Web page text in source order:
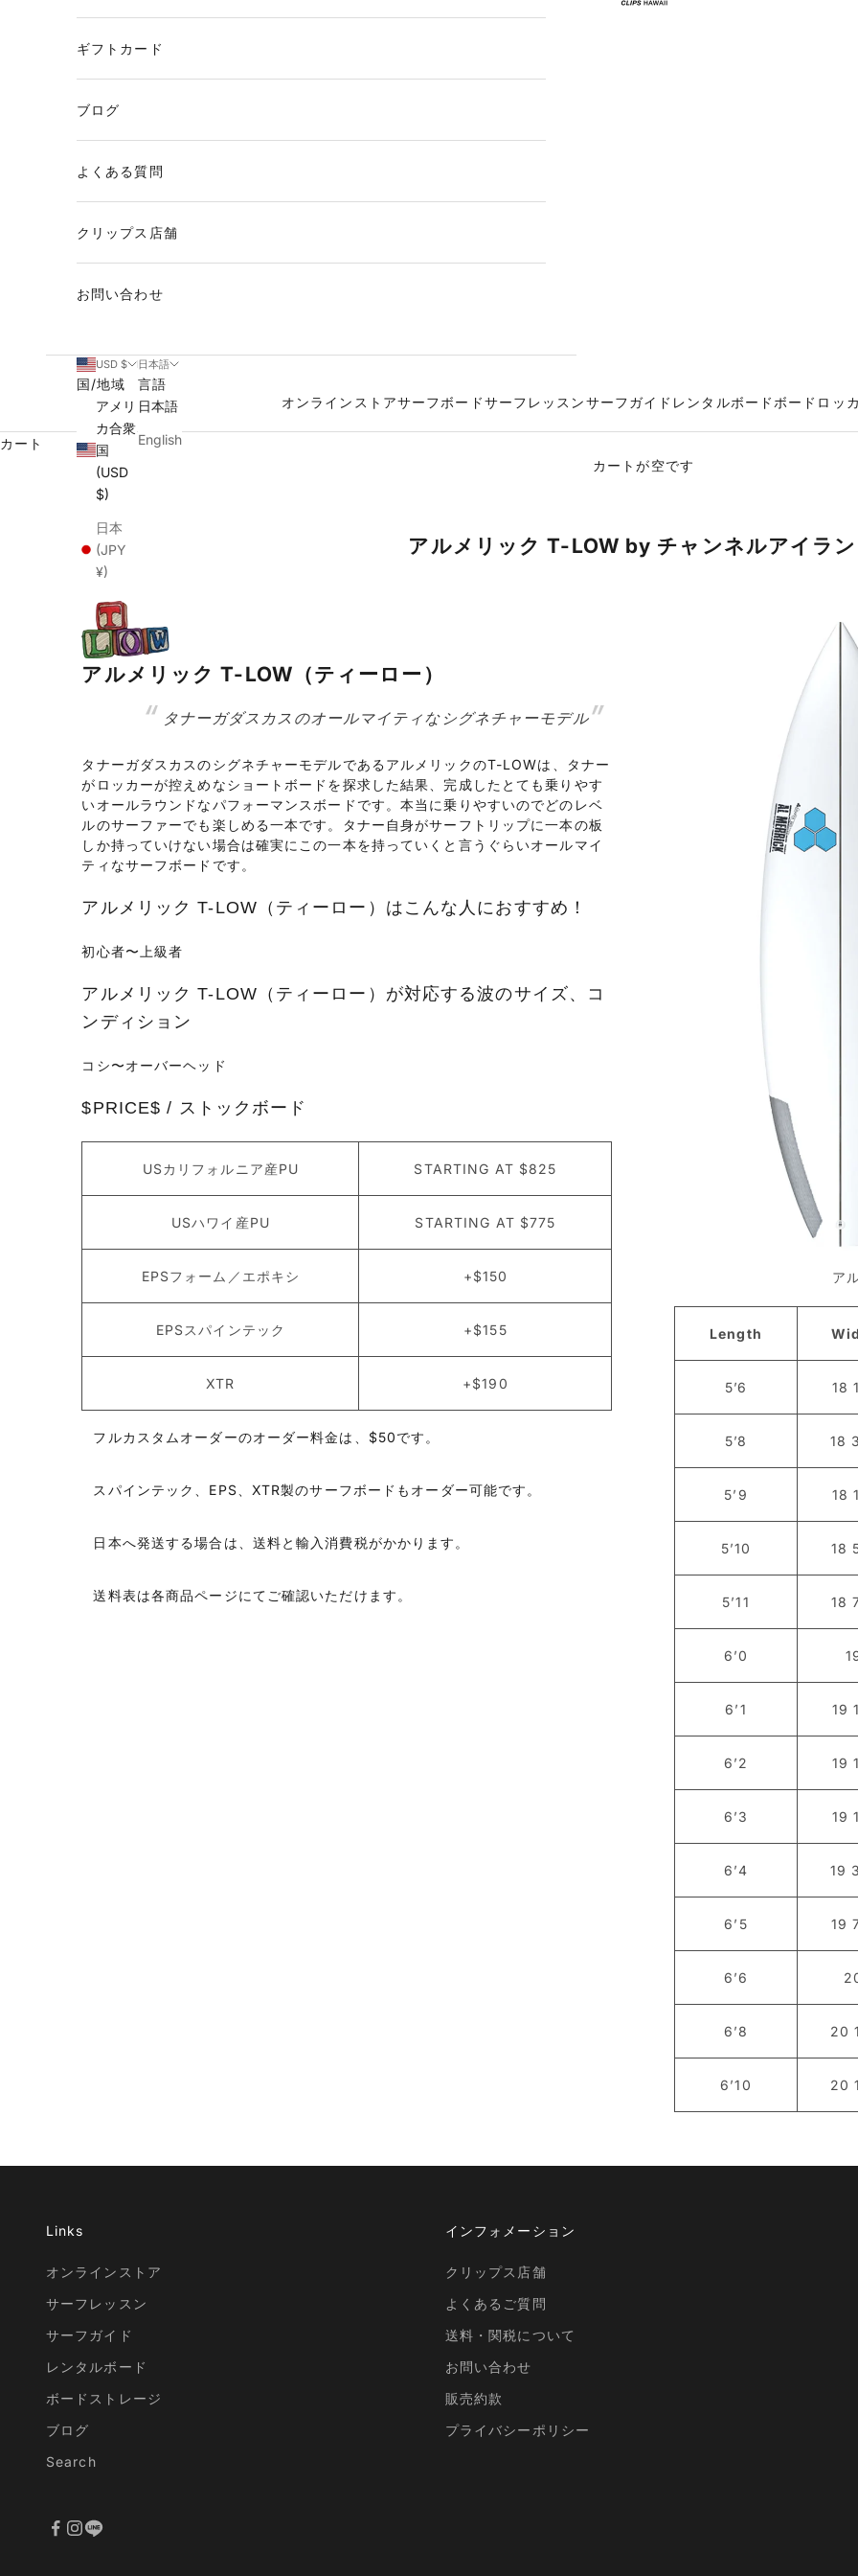
オンラインストアサーフボードサーフレッスンサーフガイド レンタルボード ボードロッ
ギフトカード
ブログ
よくある質問
クリップス店舗
お問い合わせ
USD $
国/地域
アメリ
カ合衆
国
(USD
$)
日本
(JPY
¥)
日本語
言語
日本語
English
カート
カートが空です
アルメリック T-LOW by チャンネルアイラ
アルメリック T-LOW（ティーロー）
タナーガダスカスのオールマイティなシグネチャーモデル
タナーガダスカスのシグネチャーモデルであるアルメリックのT-LOWは、タナー
がロッカーが控えめなショートボードを探求した結果、完成したとても乗りやす
いオールラウンドなパフォーマンスボードです。本当に乗りやすいのでどのレベ
ルのサーファーでも楽しめる一本です。タナー自身がサーフトリップに一本の板
しか持っていけない場合は確実にこの一本を持っていくと言うぐらいオールマイ
ティなサーフボードです。
アルメリック T-LOW（ティーロー）はこんな人におすすめ！
初心者〜上級者
アルメリック T-LOW（ティーロー）が対応する波のサイズ、コ
ンディション
コシ〜オーバーヘッド
$PRICE$ / ストックボード
USカリフォルニア産PU STARTING AT $825
USハワイ産PU STARTING AT $775
EPSフォーム／エポキシ +$150
EPSスパインテック +$155
XTR +$190
フルカスタムオーダーのオーダー料金は、$50です。
スパインテック、EPS、XTR製のサーフボードもオーダー可能です。
日本へ発送する場合は、送料と輸入消費税がかかります。
送料表は各商品ページにてご確認いただけます。
ア
Length
5’6 18
5’8 18
5’9 18
5’10 18
5’11 18
6’0
6’1 19
6’2 19
6’3 19
6’4 19
6’5 19
6’6
6’8 20
6’10 20
Links
オンラインストア
サーフレッスン
サーフガイド
レンタルボード
ボードストレージ
ブログ
Search
インフォメーション
クリップス店舗
よくあるご質問
送料・関税について
お問い合わせ
販売約款
プライバシーポリシー